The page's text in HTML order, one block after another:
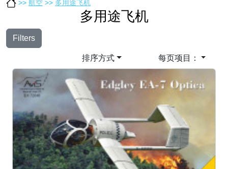
>> 航空 >> 多用途飞机
多用途飞机
Filters
排序方式 每页项目：